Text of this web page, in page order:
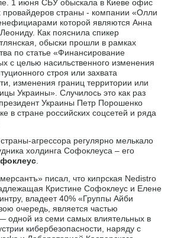
1 июня СБУ обыскала в Киеве офис
провайдеров страны - компании «Олли
которой являются Анна
Как пояснила спикер
обыски прошли в рамках
по статье «Финансирование
с целью насильственного изменения
строя или захвата
изменения границ территории или
Украины». Случилось это как раз
Украины Петр Порошенко
в стране российских соцсетей и ряда
агрессора регулярно мелькало
холдинга Софоклеуса – его
.
писал, что кипрская Nedistro
Кристине Софоклеус и Елене
владеет 40% «Группы Айби
очередь, является частью
одной из семи самых влиятельных в
кибербезопасности, наряду с